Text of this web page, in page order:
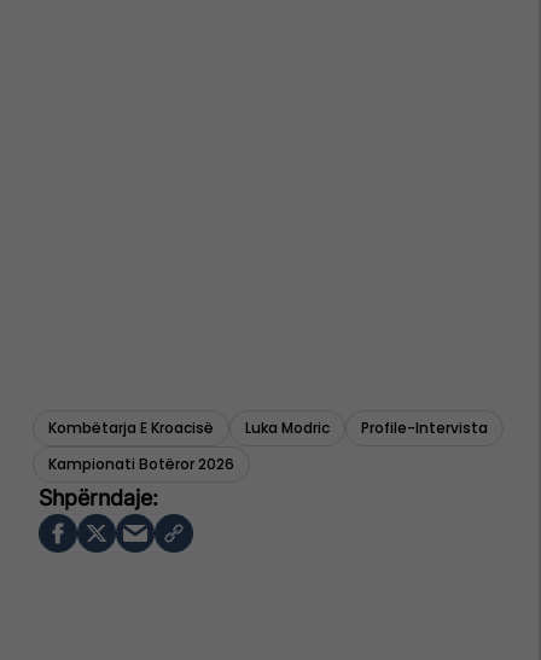
Kombëtarja E Kroacisë Luka Modric
Profile-Intervista
Kampionati Botëror 2026